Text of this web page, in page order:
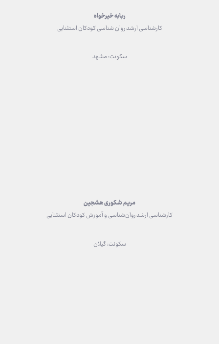
ربابه خیرخواه
کارشناسی ارشد روان شناسی کودکان استثنایی
سکونت: مشهد
مریم شکوری هشجین
کارشناسی ارشد روان‌شناسی و آموزش کودکان استثنایی
سکونت: گیلان